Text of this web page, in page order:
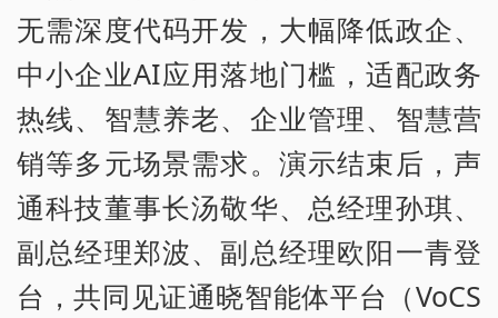
无需深度代码开发，大幅降低政企、
中小企业AI应用落地门槛，适配政务
热线、智慧养老、企业管理、智慧营
销等多元场景需求。演示结束后，声
通科技董事长汤敬华、总经理孙琪、
副总经理郑波、副总经理欧阳一青登
台，共同见证通晓智能体平台（VoCS